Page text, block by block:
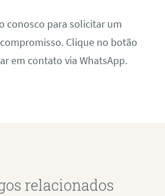
conosco para solicitar um
Clique no botão
em contato via WhatsApp.
relacionados